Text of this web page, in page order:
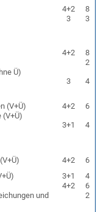
4+2
3
8
3
Ü)
4+2
3
8
2
4
(V+Ü)
(V+Ü)
4+2
3+1
6
4
4+2
6
und
3+1
4+2
4
6
2